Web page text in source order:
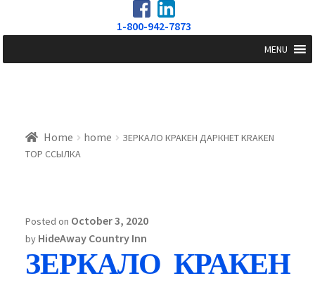
1-800-942-7873
MENU
Home home
ЗЕРКАЛО КРАКЕН ДАРКНЕТ KRAKEN
ТОР ССЫЛКА
Posted on October 3, 2020
by HideAway Country Inn
ЗЕРКАЛО КРАКЕН